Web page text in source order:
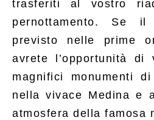
trasferiti al vostro
pernottamento. Se
previsto nelle prime
avrete l’opportunità di
magnifici monumenti
nella vivace Medina e
atmosfera della famosa